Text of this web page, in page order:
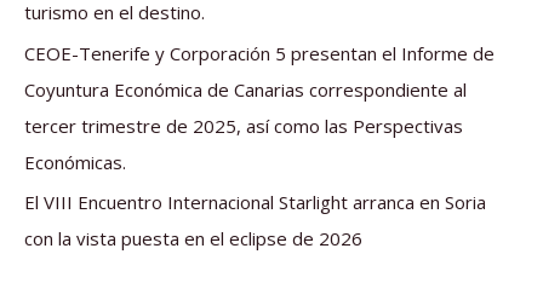
turismo en el destino.
CEOE-Tenerife y Corporación 5 presentan el Informe de
Coyuntura Económica de Canarias correspondiente al
tercer trimestre de 2025, así como las Perspectivas
Económicas.
El VIII Encuentro Internacional Starlight arranca en Soria
con la vista puesta en el eclipse de 2026